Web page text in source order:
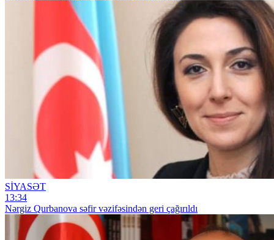
SİYASƏT
13:34
Nərgiz Qurbanova səfir vəzifəsindən geri çağırıldı